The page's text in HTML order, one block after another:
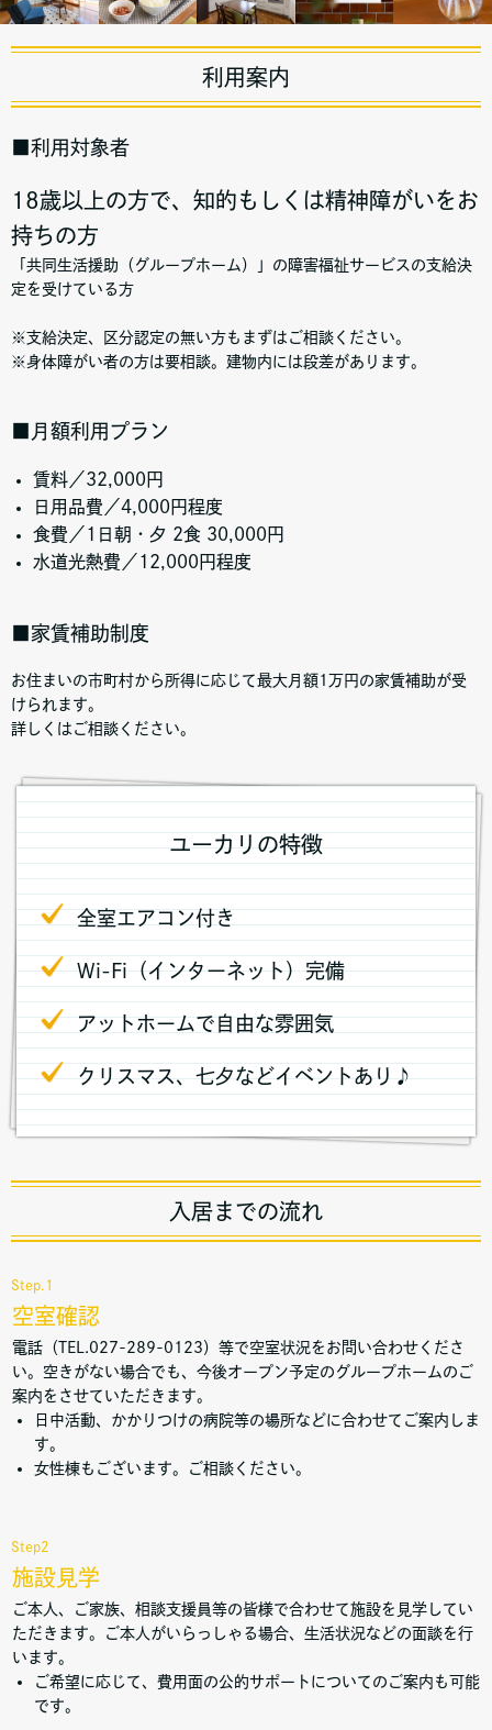
利用案内
■利用対象者
18歳以上の方で、知的もしくは精神障がいをお
持ちの方
「共同生活援助（グループホーム）」の障害福祉サービスの支給決
定を受けている方
※支給決定、区分認定の無い方もまずはご相談ください。
※身体障がい者の方は要相談。建物内には段差があります。
■月額利用プラン
賃料／32,000円
日用品費／4,000円程度
食費／1日朝・夕 2食 30,000円
水道光熱費／12,000円程度
■家賃補助制度
お住まいの市町村から所得に応じて最大月額1万円の家賃補助が受
けられます。
詳しくはご相談ください。
ユーカリの特徴
全室エアコン付き
Wi-Fi（インターネット）完備
アットホームで自由な雰囲気
クリスマス、七夕などイベントあり♪
入居までの流れ
Step.1
空室確認
電話（TEL.027-289-0123）等で空室状況をお問い合わせくださ
い。空きがない場合でも、今後オープン予定のグループホームのご
案内をさせていただきます。
日中活動、かかりつけの病院等の場所などに合わせてご案内しま
す。
女性棟もございます。ご相談ください。
Step2
施設見学
ご本人、ご家族、相談支援員等の皆様で合わせて施設を見学してい
ただきます。ご本人がいらっしゃる場合、生活状況などの面談を行
います。
ご希望に応じて、費用面の公的サポートについてのご案内も可能
です。